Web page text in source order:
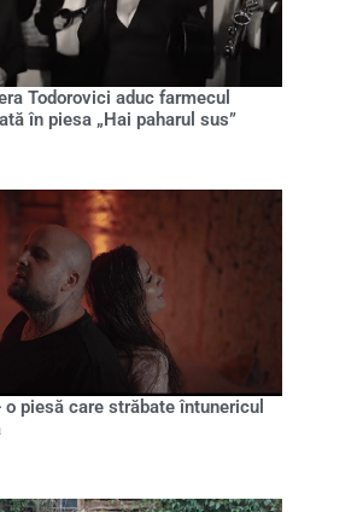
Todorovici aduc farmecul
în piesa „Hai paharul sus”
piesă care străbate întunericul